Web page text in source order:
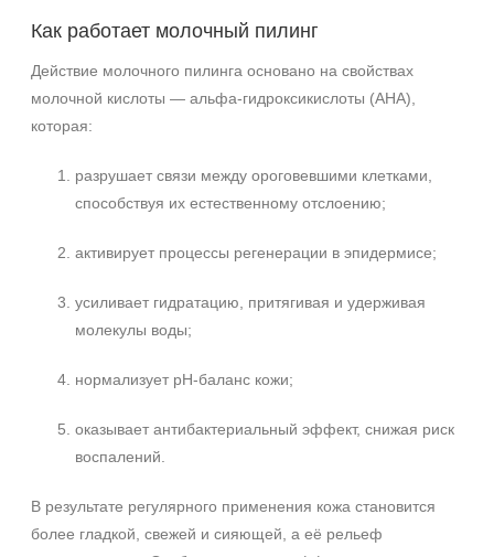
Как работает молочный пилинг
Действие молочного пилинга основано на свойствах
молочной кислоты — альфа-гидроксикислоты (AHA),
которая:
разрушает связи между ороговевшими клетками,
способствуя их естественному отслоению;
активирует процессы регенерации в эпидермисе;
усиливает гидратацию, притягивая и удерживая
молекулы воды;
нормализует pH-баланс кожи;
оказывает антибактериальный эффект, снижая риск
воспалений.
В результате регулярного применения кожа становится
более гладкой, свежей и сияющей, а её рельеф